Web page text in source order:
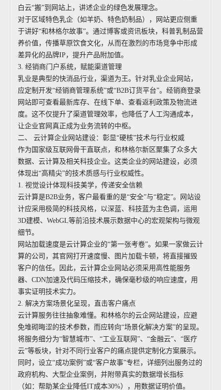
白云“搬”到网站上，讲述企业的绿色发展理念。
对于区域特色乳企（如羊奶、特色奶制品），网站更应侧重
于讲好“和林格尔故事”。通过博客或资讯板块，科普乳制品营
养价值，传播草原饮食文化，从而在激烈的市场竞争中形成
差异化的品牌IP，提升产品附加值。
3. 经销商门户系统，赋能渠道管理
乳业是典型的快消品行业，渠道为王。针对乳业企业网站，
应定制开发“经销商管理系统”或“B2B订货平台”。经销商登录
网站即可查看最新库存、在线下单、查看返利政策及物流进
度。这不仅提升了渠道管理效率，也降低了人工沟通成本，
让企业官网真正成为业务流转的中枢。
二、 云计算企业网站建设：彰显“硬核”技术与行业权威
作为国家级互联网骨干直联点，和林格尔新区聚集了众多大
数据、云计算及相关科技企业。这类企业的网站建设，必须
体现出“高精尖”的技术质感与行业权威性。
1. 视觉设计体现科技美学，传递安全信赖
云计算是B2B业务，客户最看重的是“安全”与“稳定”。网站设
计应采用极简的科技风格，以深蓝、科技蓝为主色调，运用
3D建模、WebGL等前沿技术展示数据中心的宏观架构与微观
细节。
网站加载速度是云计算企业的“第一张考卷”。如果一家做云计
算的公司，其官网打开速度慢、图片加载卡顿，将直接摧毁
客户的信任。因此，云计算企业网站必须采用高性能服务
器、CDN加速及代码压缩技术，确保毫秒级的响应速度，用
事实证明技术实力。
2. 解决方案场景化呈现，直击客户痛点
云计算服务往往抽象难懂。和林格尔的云企网站建设，应避
免堆砌晦涩的技术参数，而应转向“场景化解决方案”的呈现。
将服务细分为“智慧城市”、“工业互联网”、“金融云”、“医疗
云”等板块，针对不同行业客户的痛点提供定制化方案展示。
同时，设立“成功案例”或“客户故事”专栏，详细列出服务过的
政府机构、大型企业案例，并附带真实的数据增长指标
（如：帮助某企业降低IT成本30%），用数据证明价值。